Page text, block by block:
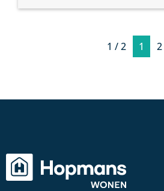
1 / 2 1 2